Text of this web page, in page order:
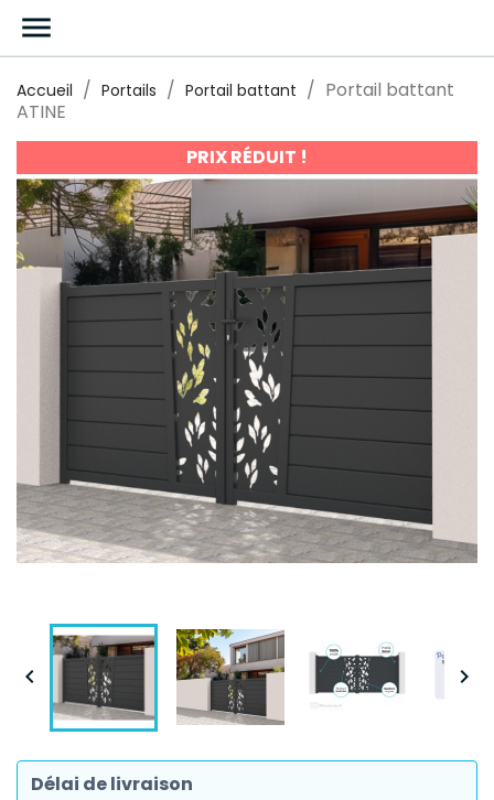

Accueil Portails Portail battant
Portail battant
ATINE
PRIX RÉDUIT !
 
Délai de livraison